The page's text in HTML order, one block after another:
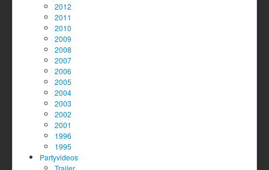
2012
2011
2010
2009
2008
2007
2006
2005
2004
2003
2002
2001
1996
1995
Partyvideos
Trailer